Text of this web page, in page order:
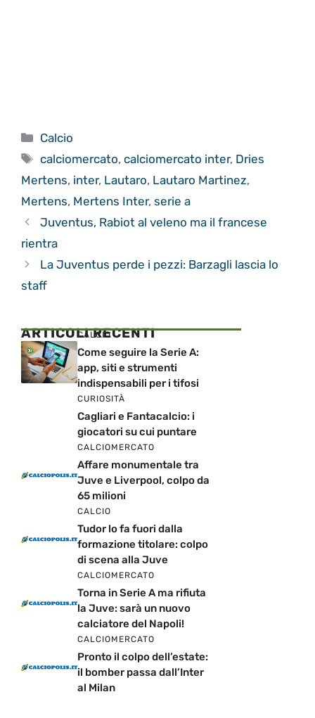
Categorie
Calcio
Tag
calciomercato,calciomercato inter, Dries
Mertens, inter, Lautaro, Lautaro Martinez,
Mertens, Mertens Inter, serie a
Juventus, Rabiot al veleno ma il francese
rientra
La Juventus perde i pezzi: Barzagli lascia lo
staff
ARTICOLI RECENTI
CALCIO
Come seguire la Serie A:
app, siti e strumenti
indispensabili per i tifosi
CURIOSITÀ
Cagliari e Fantacalcio: i
giocatori su cui puntare
CALCIOMERCATO
Affare monumentale tra
Juve e Liverpool, colpo da
65 milioni
CALCIO
Tudor lo fa fuori dalla
formazione titolare: colpo
di scena alla Juve
CALCIOMERCATO
Torna in Serie A ma rifiuta
la Juve: sarà un nuovo
calciatore del Napoli!
CALCIOMERCATO
Pronto il colpo dell’estate:
il bomber passa dall’Inter
al Milan